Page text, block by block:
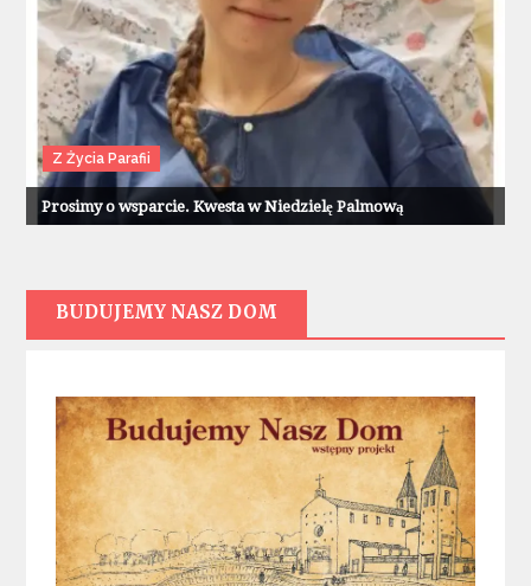
Z Życia Parafii
Prosimy o wsparcie. Kwesta w Niedzielę Palmową
BUDUJEMY NASZ DOM